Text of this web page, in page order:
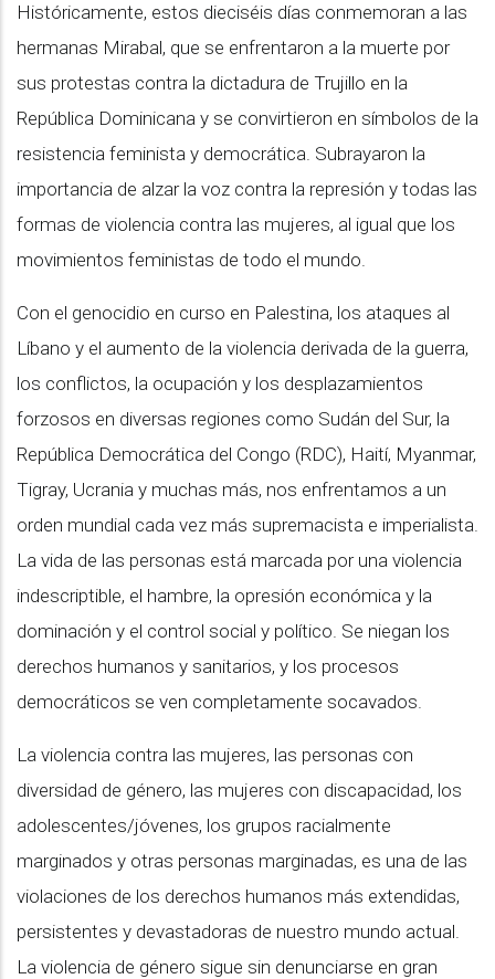
Históricamente, estos dieciséis días conmemoran a las
hermanas Mirabal, que se enfrentaron a la muerte por
sus protestas contra la dictadura de Trujillo en la
República Dominicana y se convirtieron en símbolos de la
resistencia feminista y democrática. Subrayaron la
importancia de alzar la voz contra la represión y todas las
formas de violencia contra las mujeres, al igual que los
movimientos feministas de todo el mundo.
Con el genocidio en curso en Palestina, los ataques al
Líbano y el aumento de la violencia derivada de la guerra,
los conflictos, la ocupación y los desplazamientos
forzosos en diversas regiones como Sudán del Sur, la
República Democrática del Congo (RDC), Haití, Myanmar,
Tigray, Ucrania y muchas más, nos enfrentamos a un
orden mundial cada vez más supremacista e imperialista.
La vida de las personas está marcada por una violencia
indescriptible, el hambre, la opresión económica y la
dominación y el control social y político. Se niegan los
derechos humanos y sanitarios, y los procesos
democráticos se ven completamente socavados.
La violencia contra las mujeres, las personas con
diversidad de género, las mujeres con discapacidad, los
adolescentes/jóvenes, los grupos racialmente
marginados y otras personas marginadas, es una de las
violaciones de los derechos humanos más extendidas,
persistentes y devastadoras de nuestro mundo actual.
La violencia de género sigue sin denunciarse en gran